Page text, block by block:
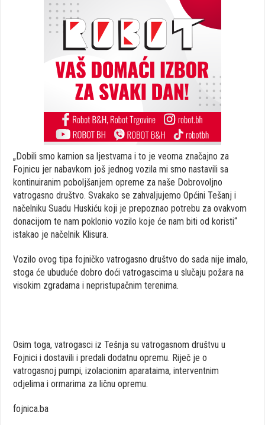
„Dobili smo kamion sa ljestvama i to je veoma značajno za
Fojnicu jer nabavkom još jednog vozila mi smo nastavili sa
kontinuiranim poboljšanjem opreme za naše Dobrovoljno
vatrogasno društvo. Svakako se zahvaljujemo Općini Tešanj i
načelniku Suadu Huskiću koji je prepoznao potrebu za ovakvom
donacijom te nam poklonio vozilo koje će nam biti od koristi“
istakao je načelnik Klisura.
Vozilo ovog tipa fojničko vatrogasno društvo do sada nije imalo,
stoga će ubuduće dobro doći vatrogascima u slučaju požara na
visokim zgradama i nepristupačnim terenima.
Osim toga, vatrogasci iz Tešnja su vatrogasnom društvu u
Fojnici i dostavili i predali dodatnu opremu. Riječ je o
vatrogasnoj pumpi, izolacionim aparataima, interventnim
odjelima i ormarima za ličnu opremu.
fojnica.ba